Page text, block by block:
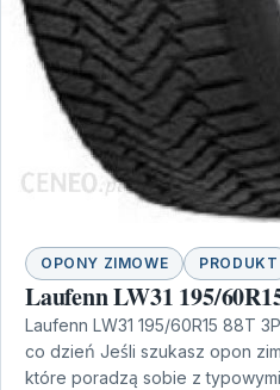
OPONY ZIMOWE PRODUKT
Laufenn LW31 195/
Laufenn LW31 195/60R15 88T
co dzień Jeśli szukasz opon
które poradzą sobie z